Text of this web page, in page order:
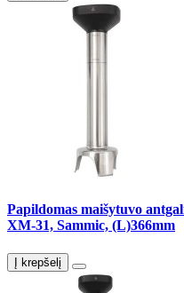
Papildomas maišytuvo
XM-31, Sammic, (L)366mm
Į krepšelį